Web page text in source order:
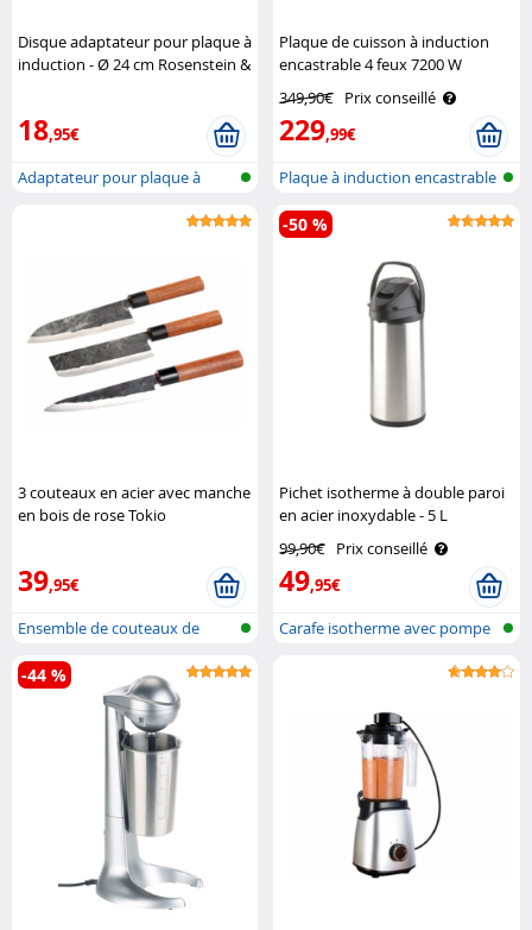
Disque adaptateur pour plaque à
induction - Ø 24 cm Rosenstein &
18,95€
Adaptateur pour plaque à
Plaque de cuisson à induction
encastrable 4 feux 7200 W
349,90€ Prix conseillé
229,99€
Plaque à induction encastrable
4 zo..
3 couteaux en acier avec manche
en bois de rose Tokio
39,95€
Ensemble de couteaux de
cuisine fai..
Pichet isotherme à double paroi
en acier inoxydable - 5 L
Rosenstein & Söhne
99,90€ Prix conseillé
49,95€
-50 %
Carafe isotherme avec pompe
-44 %